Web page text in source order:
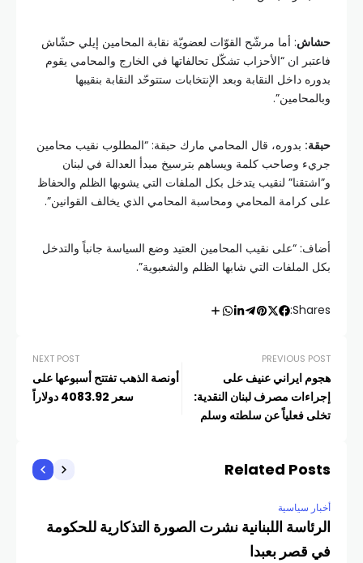
حشاش: أما مرشّح القوّات لعضويّة نقابة المحامين إيلي حشّاش
فاعتبر ان “الأحزاب تشكّل تحالفاتها في الخارج والمحامي يقوم
بدوره داخل النقابة وبعد الإنتخابات ستتوحّد النقابة بنقيبها
وبالمحامين”.
حبقة: بدوره، قال المحامي مارك حبقة: “المطلوب نقيب محامين
جريء وصاحب كلمة ويساهم بترسيخ مبدأ العدالة في لبنان
و”اشتقنا” لنقيب يتدخل بكل الملفات التي يشوبها الظلم والحفاظ
على كرامة المحامي ومحاسبة المحامي الذي يخالف القوانين”.
أضاف: “على نقيب المحامين العتيد وضع السياسة جانباً والتدخل
بكل الملفات التي شابها الظلم والشعبوية”.
Shares:
PREVIOUS POST
هجوم ايراني عنيف على
إجراءات مصرف لبنان النقدية:
تخلى فعلياً عن سلطته وسلم
NEXT POST
أونصة الذهب تفتتح أسبوعها على
سعر 4083.92 دولاراً
Related Posts
أخبار سياسية
الرئاسة اللبنانية نشرت الصورة التذكارية للحكومة
في قصر بعبدا